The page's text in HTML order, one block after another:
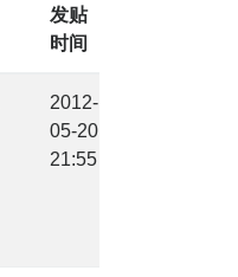
发贴
时间
2012-
05-20
21:55